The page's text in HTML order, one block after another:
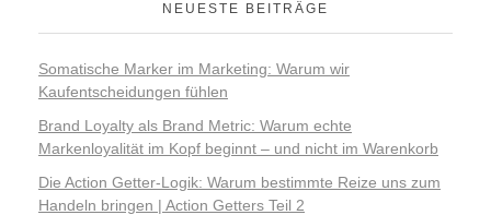
NEUESTE BEITRÄGE
Somatische Marker im Marketing: Warum wir
Kaufentscheidungen fühlen
Brand Loyalty als Brand Metric: Warum echte
Markenloyalität im Kopf beginnt – und nicht im Warenkorb
Die Action Getter-Logik: Warum bestimmte Reize uns zum
Handeln bringen | Action Getters Teil 2